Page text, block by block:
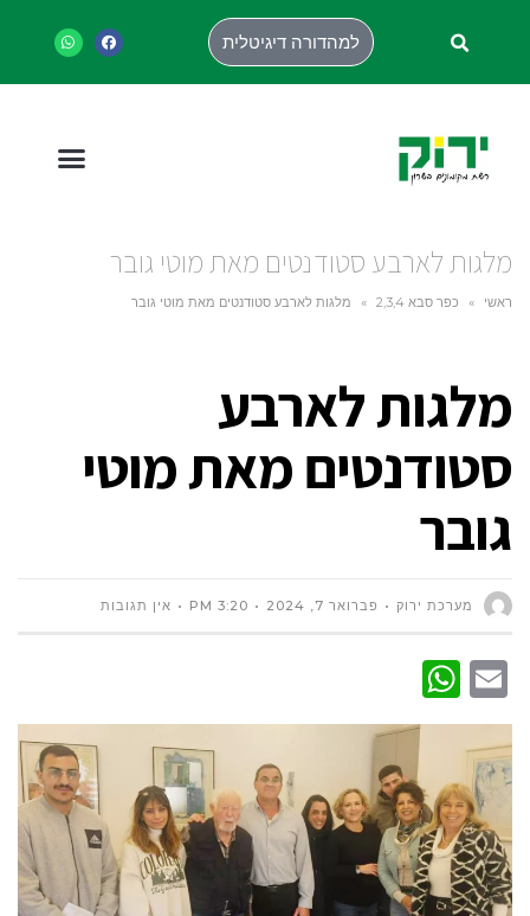
למהדורה דיגיטלית
מלגות לארבע סטודנטים מאת מוטי גובר
ראשי » כפר סבא 2,3,4 » מלגות לארבע סטודנטים מאת מוטי גובר
מלגות לארבע
סטודנטים מאת מוטי
גובר
מערכת ירוק פברואר 7, 2024 3:20 PM אין תגובות
Email